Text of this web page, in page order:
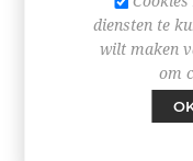
diensten te
wilt maken
om